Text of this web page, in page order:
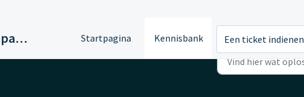
Support Paddle Drupal 11 Startpagina Kennisbank Een ticket indienen